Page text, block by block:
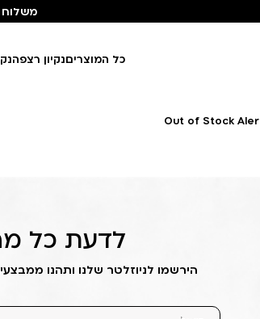
משלוח
כל המוצריםנקיון רצפה
Out of Stock
לדעת כל
הירשמו לניוזלטר שלנו ותהנו